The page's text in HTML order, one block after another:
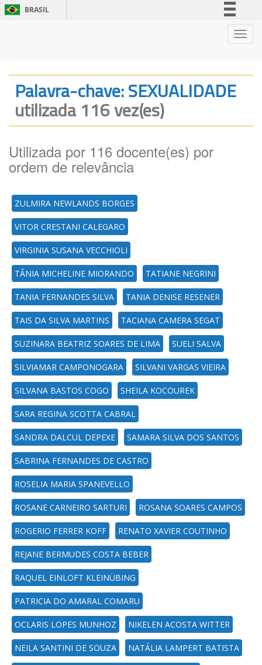
BRASIL
Legislação
Palavra-chave: SEXUALIDADE
utilizada 116 vez(es)
Utilizada por 116 docente(es) por
ordem de relevância
ZULMIRA NEWLANDS BORGES
VITOR CRESTANI CALEGARO
VIRGINIA SUSANA VECCHIOLI
TÂNIA MICHELINE MIORANDO TATIANE NEGRINI
TANIA FERNANDES SILVA TANIA DENISE RESENER
TAIS DA SILVA MARTINS TACIANA CAMERA SEGAT
SUZINARA BEATRIZ SOARES DE LIMA SUELI SALVA
SILVIAMAR CAMPONOGARA SILVANI VARGAS VIEIRA
SILVANA BASTOS COGO SHEILA KOCOUREK
SARA REGINA SCOTTA CABRAL
SANDRA DALCUL DEPEXE SAMARA SILVA DOS SANTOS
SABRINA FERNANDES DE CASTRO
ROSELIA MARIA SPANEVELLO
ROSANE CARNEIRO SARTURI ROSANA SOARES CAMPOS
ROGERIO FERRER KOFF RENATO XAVIER COUTINHO
REJANE BERMUDES COSTA BEBER
RAQUEL EINLOFT KLEINÜBING
PATRICIA DO AMARAL COMARU
OCLARIS LOPES MUNHOZ NIKELEN ACOSTA WITTER
NEILA SANTINI DE SOUZA NATÁLIA LAMPERT BATISTA